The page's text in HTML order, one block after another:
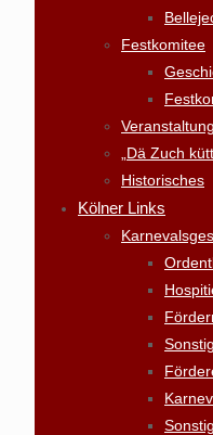
Festkomitee
„Dä Zuch
Historisches
Kölner Links